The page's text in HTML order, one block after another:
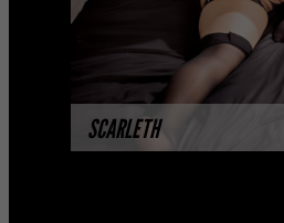
SCARLETH
MÁS